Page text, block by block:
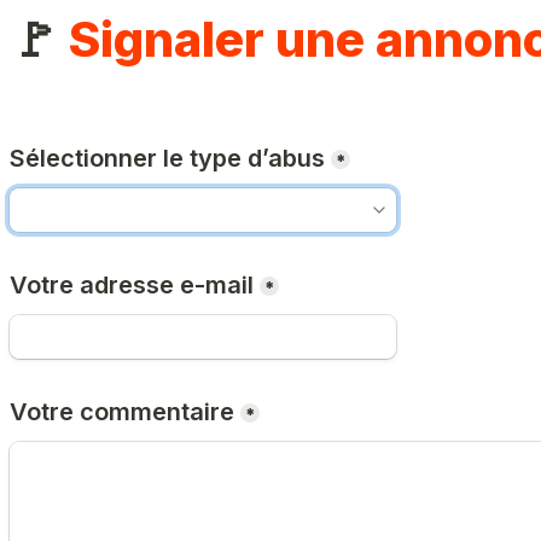
🚩 Signaler une
Sélectionner le type d’abus *
Votre adresse e-mail *
Votre commentaire *